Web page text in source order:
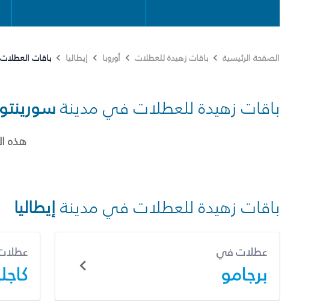
الصفحة الرئيسية باقات زهيدة للعطلات أوروبا إيطاليا باقات
باقات زهيدة للعطلات في مدينةسورينتو
هذه
باقات زهيدة للعطلات في مدينةإيطاليا
عطلات في
برجامو